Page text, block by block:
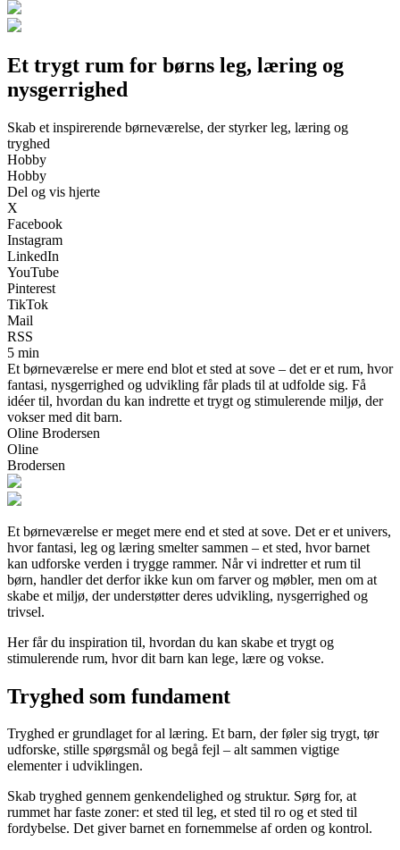
Et trygt rum for børns leg, læring og
nysgerrighed
Skab et inspirerende børneværelse, der styrker leg, læring og
tryghed
Hobby
Hobby
Del og vis hjerte
X
Facebook
Instagram
LinkedIn
YouTube
Pinterest
TikTok
Mail
RSS
5 min
Et børneværelse er mere end blot et sted at sove – det er et rum, hvor
fantasi, nysgerrighed og udvikling får plads til at udfolde sig. Få
idéer til, hvordan du kan indrette et trygt og stimulerende miljø, der
vokser med dit barn.
Oline Brodersen
Oline
Brodersen
Et børneværelse er meget mere end et sted at sove. Det er et univers,
hvor fantasi, leg og læring smelter sammen – et sted, hvor barnet
kan udforske verden i trygge rammer. Når vi indretter et rum til
børn, handler det derfor ikke kun om farver og møbler, men om at
skabe et miljø, der understøtter deres udvikling, nysgerrighed og
trivsel.
Her får du inspiration til, hvordan du kan skabe et trygt og
stimulerende rum, hvor dit barn kan lege, lære og vokse.
Tryghed som fundament
Tryghed er grundlaget for al læring. Et barn, der føler sig trygt, tør
udforske, stille spørgsmål og begå fejl – alt sammen vigtige
elementer i udviklingen.
Skab tryghed gennem genkendelighed og struktur. Sørg for, at
rummet har faste zoner: et sted til leg, et sted til ro og et sted til
fordybelse. Det giver barnet en fornemmelse af orden og kontrol.